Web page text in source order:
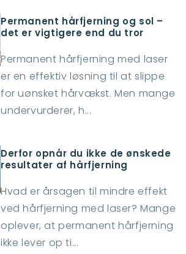
Permanent hårfjerning og sol –
det er vigtigere end du tror
Permanent hårfjerning med laser
er en effektiv løsning til at slippe
for uønsket hårvækst. Men mange
undervurderer, h...
Derfor opnår du ikke de ønskede
resultater af hårfjerning
Hvad er årsagen til mindre effekt
ved hårfjerning med laser? Mange
oplever, at permanent hårfjerning
ikke lever op ti...